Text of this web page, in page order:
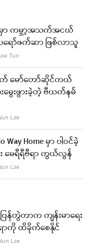
ာ ကမ္ဘာ့အသက်အငယ်
ော်ဖက်ဆာ ဖြစ်လာသူ
Tun
က် မော်တော်ဆိုင်ကယ်
မွေးဖွားခဲ့တဲ့ ဗီယက်နမ်
Lae
Way Home မှာ ပါဝင်ခဲ့
မေရီရီဗီရာ ကွယ်လွန်
Lae
ြန်တွဲတာက ကျန်းမာရေး
ာကို ထိခိုက်စေနိုင်
Lae